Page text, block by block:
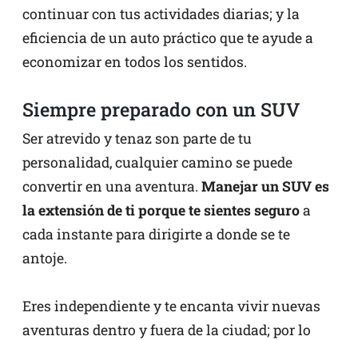
continuar con tus actividades diarias; y la
eficiencia de un auto práctico que te ayude a
economizar en todos los sentidos.
Siempre preparado con un SUV
Ser atrevido y tenaz son parte de tu
personalidad, cualquier camino se puede
convertir en una aventura. Manejar un SUV es
la extensión de ti porque te sientes seguroa
cada instante para dirigirte a donde se te
antoje.
Eres independiente y te encanta vivir nuevas
aventuras dentro y fuera de la ciudad; por lo